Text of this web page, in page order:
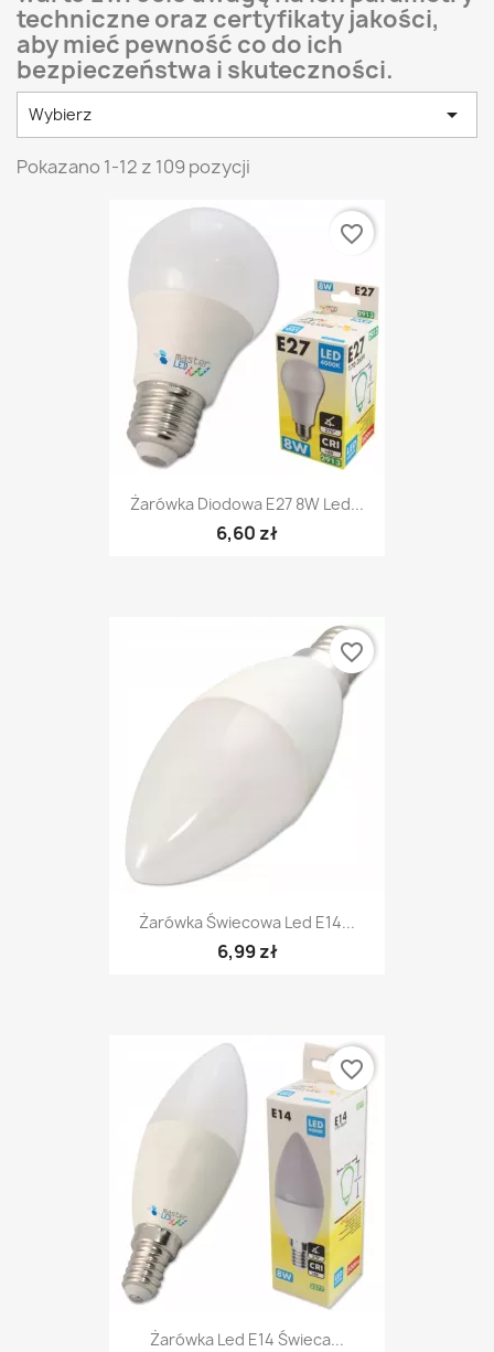
techniczne oraz certyfikaty jakości,
aby mieć pewność co do ich
bezpieczeństwa i skuteczności.
Wybierz 
Pokazano 1-12 z 109 pozycji
Żarówka Diodowa E27 8W Led...
6,60 zł
favorite_border
Żarówka Świecowa Led E14...
6,99 zł
favorite_border
Żarówka Led E14 Świeca...
favorite_border